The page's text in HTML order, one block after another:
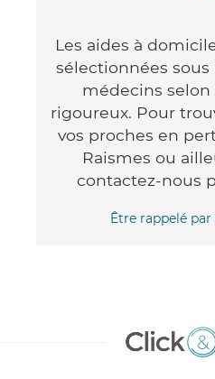
Les aides à
sélectionnées
médecins selon
rigoureux. Pour
vos proches en
Raismes ou
contactez-nous
Être rappelé